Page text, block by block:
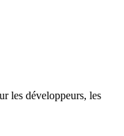
les développeurs, les